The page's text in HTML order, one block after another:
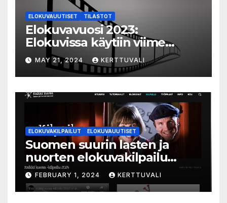
ELOKUVAUUTISET TILASTOT
Elokuvavuosi 2023:
Elokuvissa käytiin viime
vuonna 7,2 miljoonaa kertaa
ympäri Suomen
MAY 21, 2024 KERTTUVALI
ELOKUVAKILPAILUT ELOKUVAUUTISET
Suomen suurin lasten ja
nuorten elokuvakilpailu
alkaa – suojelijana Aki
Kaurismäki
FEBRUARY 1, 2024 KERTTUVALI